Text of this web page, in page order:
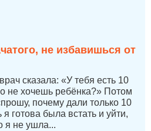
не избавишься от
сказала: «У тебя есть 10
не хочешь ребёнка?» Потом
почему дали только 10
готова была встать и уйти,
я не ушла...